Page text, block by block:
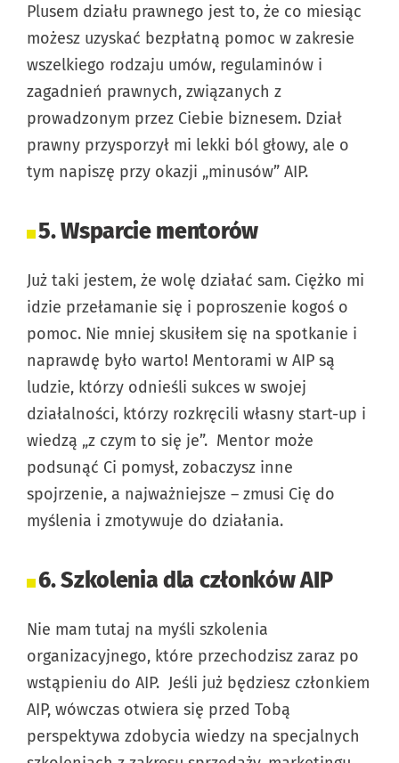
Plusem działu prawnego jest to, że co miesiąc
możesz uzyskać bezpłatną pomoc w zakresie
wszelkiego rodzaju umów, regulaminów i
zagadnień prawnych, związanych z
prowadzonym przez Ciebie biznesem. Dział
prawny przysporzył mi lekki ból głowy, ale o
tym napiszę przy okazji „minusów” AIP.
5. Wsparcie mentorów
Już taki jestem, że wolę działać sam. Ciężko mi
idzie przełamanie się i poproszenie kogoś o
pomoc. Nie mniej skusiłem się na spotkanie i
naprawdę było warto! Mentorami w AIP są
ludzie, którzy odnieśli sukces w swojej
działalności, którzy rozkręcili własny start-up i
wiedzą „z czym to się je”. Mentor może
podsunąć Ci pomysł, zobaczysz inne
spojrzenie, a najważniejsze – zmusi Cię do
myślenia i zmotywuje do działania.
6. Szkolenia dla członków AIP
Nie mam tutaj na myśli szkolenia
organizacyjnego, które przechodzisz zaraz po
wstąpieniu do AIP. Jeśli już będziesz członkiem
AIP, wówczas otwiera się przed Tobą
perspektywa zdobycia wiedzy na specjalnych